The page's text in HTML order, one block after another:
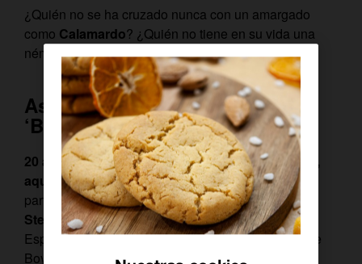
¿Quién no se ha cruzado nunca con un amargado
como Calamardo? ¿Quién no tiene en su vida una
némesis comoPlankton?
Así nacieron los personajes de
‘Bob Esponja’
20 años antes de que la serie se hiciera realidad,
aquellos personajes ya existían. Pero formaban
parte de otro universo: el de un cómic, obra de
Stephen Hillenburg(el padre creativo de Bob
Esponja). Es en ‘The Interidial Zone’ donde Sponge
Boy aparece por primera vez.